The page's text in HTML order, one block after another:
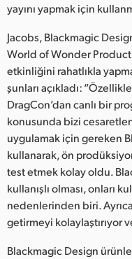
yayını yapmak için
Jacobs, Blackmagic
World of Wonder
etkinliğini rahatlıkla
şunları açıkladı:
DragCon’dan canlı bir
konusunda bizi
uygulamak için gereken
kullanarak, ön
test etmek kolay oldu.
kullanışlı olması, onları
nedenlerinden biri.
getirmeyi kolaylaştırıyor
Blackmagic Design